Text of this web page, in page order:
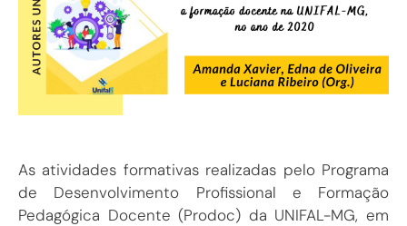
As atividades formativas realizadas pelo Programa
de Desenvolvimento Profissional e Formação
Pedagógica Docente (Prodoc) da UNIFAL-MG, em